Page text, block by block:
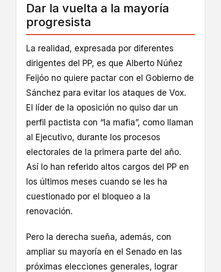
Dar la vuelta a la mayoría
progresista
La realidad, expresada por diferentes
dirigentes del PP, es que Alberto Núñez
Feijóo no quiere pactar con el Gobierno de
Sánchez para evitar los ataques de Vox.
El líder de la oposición no quiso dar un
perfil pactista con “la mafia”, como llaman
al Ejecutivo, durante los procesos
electorales de la primera parte del año.
Así lo han referido altos cargos del PP en
los últimos meses cuando se les ha
cuestionado por el bloqueo a la
renovación.
Pero la derecha sueña, además, con
ampliar su mayoría en el Senado en las
próximas elecciones generales, lograr